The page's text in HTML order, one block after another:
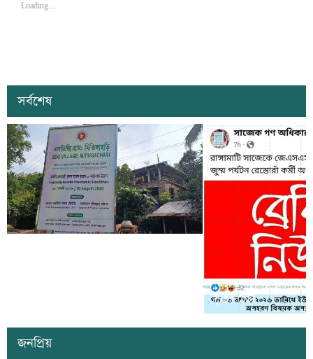
Loading...
সর্বশেষ
সাজেকে অপহরণের গুজব
সৃষ্টির চেষ্টা
জনপ্রিয়